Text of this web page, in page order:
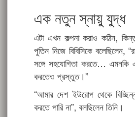
এক নতুন স্নায়ু যুদ্ধ
এটা এখন কল্পনা করাও কঠিন,
পুতিন নিজে বিবিসিকে বলেছিলেন,
সঙ্গে সহযোগিতা করতে… এমনকি
করতেও প্রস্তুত।”
“আমার দেশ ইউরোপ থেকে
করতে পারি না”, বলছিলেন তিনি।